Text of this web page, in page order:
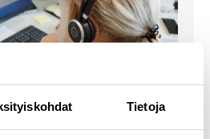
Tietoja